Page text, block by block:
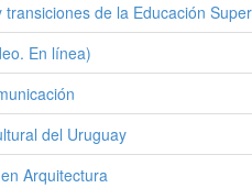
de la Educación
En línea)
del Uruguay
Arquitectura